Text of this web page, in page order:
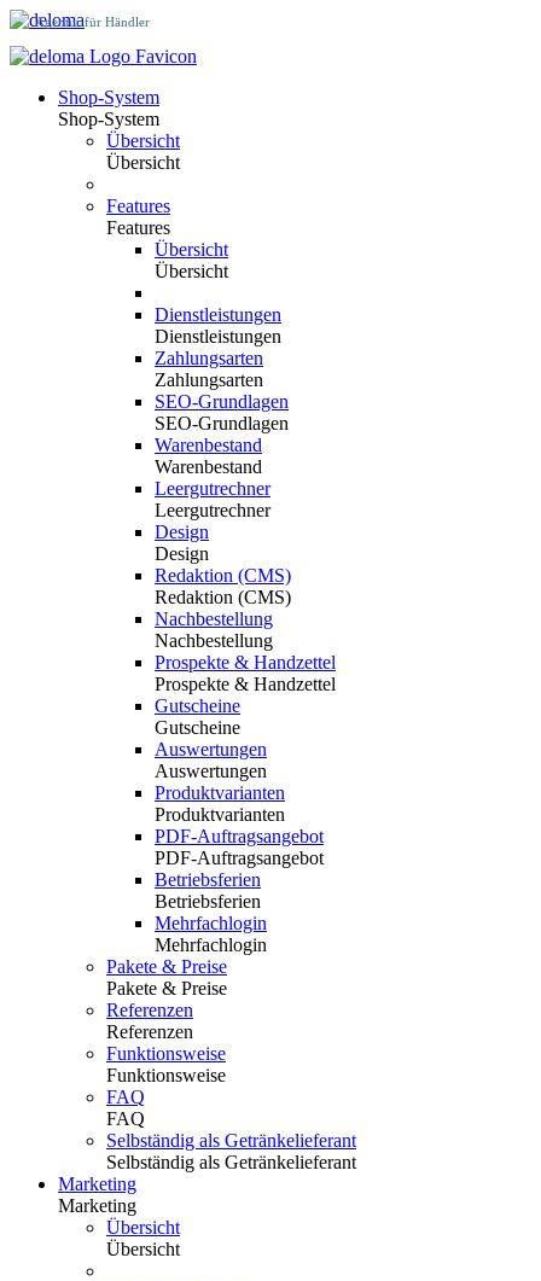
Agentur für Händler
Shop-System
Shop-System
Übersicht
Übersicht
Features
Features
Übersicht
Übersicht
Dienstleistungen
Dienstleistungen
Zahlungsarten
Zahlungsarten
SEO-Grundlagen
SEO-Grundlagen
Warenbestand
Warenbestand
Leergutrechner
Leergutrechner
Design
Design
Redaktion (CMS)
Redaktion (CMS)
Nachbestellung
Nachbestellung
Prospekte & Handzettel
Prospekte & Handzettel
Gutscheine
Gutscheine
Auswertungen
Auswertungen
Produktvarianten
Produktvarianten
PDF-Auftragsangebot
PDF-Auftragsangebot
Betriebsferien
Betriebsferien
Mehrfachlogin
Mehrfachlogin
Pakete & Preise
Pakete & Preise
Referenzen
Referenzen
Funktionsweise
Funktionsweise
FAQ
FAQ
Selbständig als Getränkelieferant
Selbständig als Getränkelieferant
Marketing
Marketing
Übersicht
Übersicht